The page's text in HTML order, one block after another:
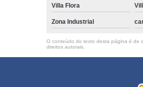
Villa Flora
Zona Industrial
O conteúdo do texto desta página é de
direitos autorais